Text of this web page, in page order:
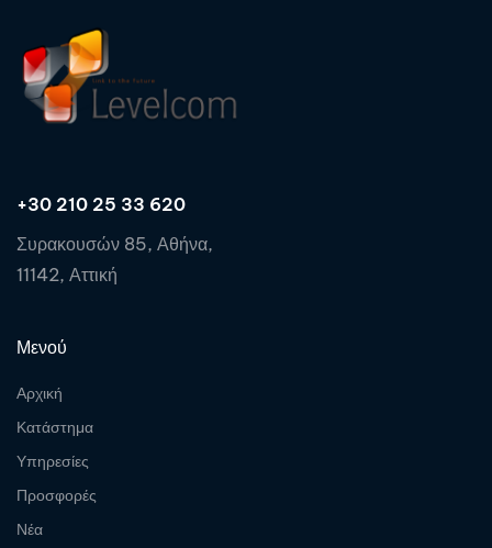
+30 210 25 33 620
Συρακουσών 85, Αθήνα,
11142, Αττική
Μενού
Αρχική
Κατάστημα
Υπηρεσίες
Προσφορές
Νέα